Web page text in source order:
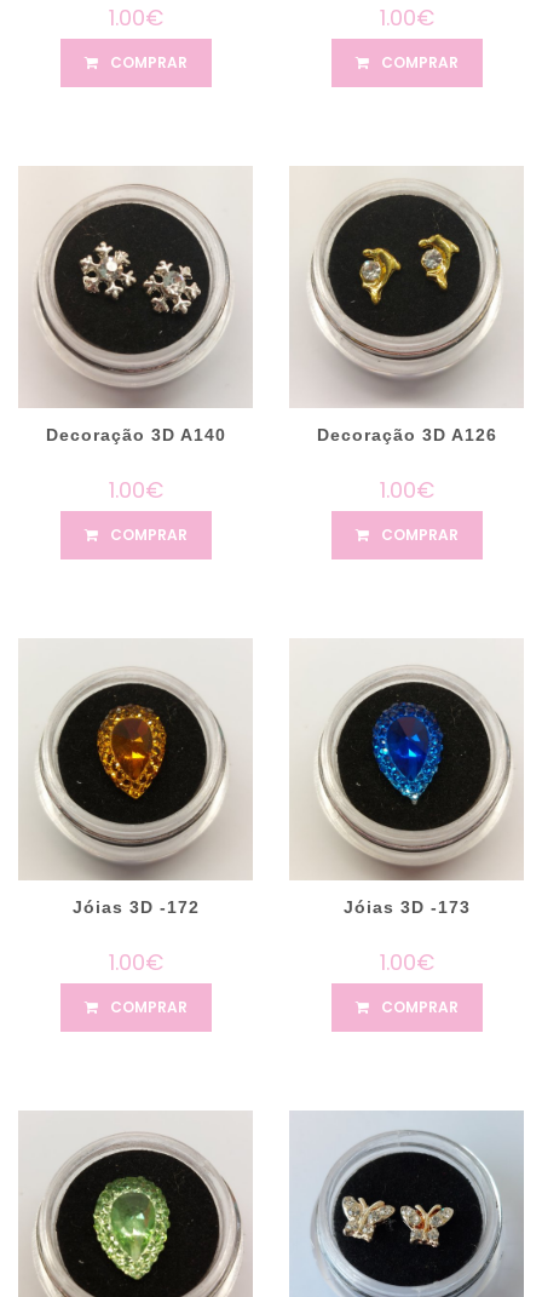
1.00€
COMPRAR
1.00€
COMPRAR
Decoração 3D A140
1.00€
COMPRAR
Decoração 3D A126
1.00€
COMPRAR
Jóias 3D -172
1.00€
COMPRAR
Jóias 3D -173
1.00€
COMPRAR